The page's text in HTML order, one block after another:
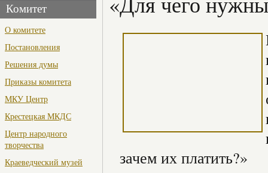
Комитет
О комитете
Постановления
Решения думы
Приказы комитета
МКУ Центр
Крестецкая МКДС
Центр народного
творчества
Краеведческий музей
зачем их платить?»